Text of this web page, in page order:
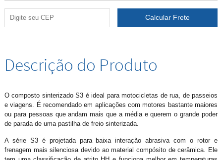
Descrição do Produto
O composto sinterizado S3 é ideal para motocicletas de rua, de passeios
e viagens. É recomendado em aplicações com motores bastante maiores
ou para pessoas que andam mais que a média e querem o grande poder
de parada de uma pastilha de freio sinterizada.
A série S3 é projetada para baixa interação abrasiva com o rotor e
frenagem mais silenciosa devido ao material compósito de cerâmica. Ele